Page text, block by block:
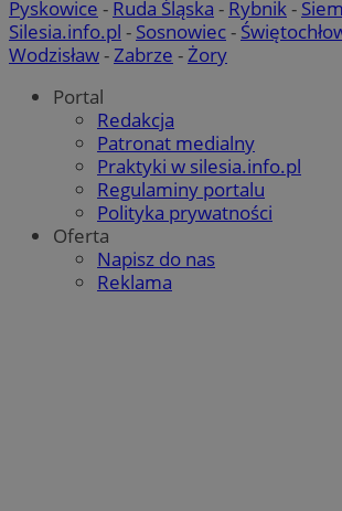
Pyskowice - Ruda Śląska - Rybnik-
Silesia.info.pl - Sosnowiec-
Wodzisław-Zabrze -Żory
Portal
Redakcja
Patronat medialny
Praktyki w silesia.info.pl
Regulaminy portalu
Polityka prywatności
Oferta
Napisz do nas
Reklama